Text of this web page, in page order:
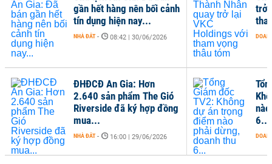
6...
gần hết hàng nên bối cảnh
tín dụng hiện nay...
NHÀ ĐẤT - 08:42 | 30/06/2026
ĐHĐCĐ An Gia: Hơn
2.640 sản phẩm The Gió
Riverside đã ký hợp đồng
mua...
NHÀ ĐẤT - 16:00 | 29/06/2026
trở